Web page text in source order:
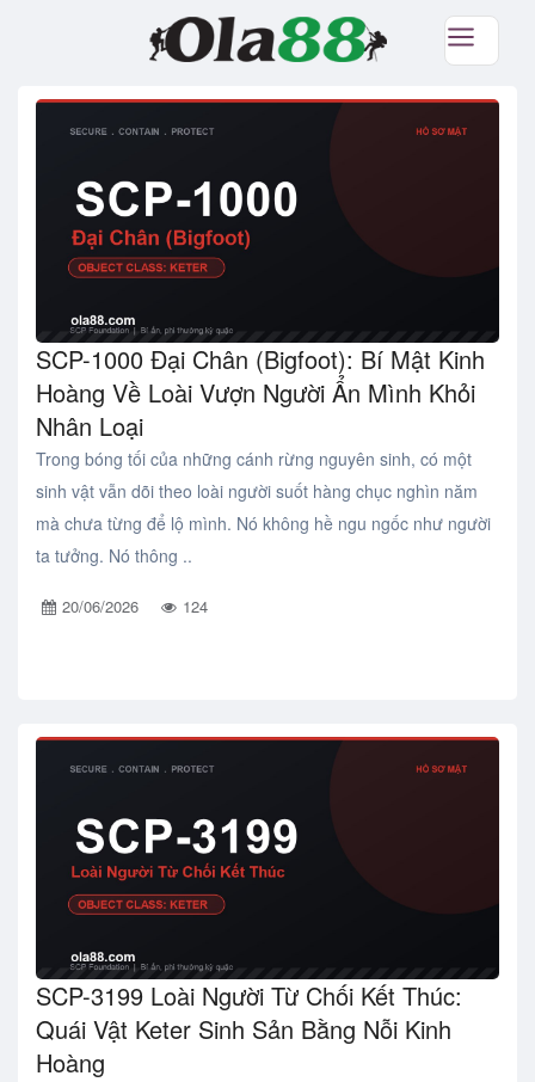
SCP-1000 Đại Chân (Bigfoot): Bí Mật Kinh
Hoàng Về Loài Vượn Người Ẩn Mình Khỏi
Nhân Loại
Trong bóng tối của những cánh rừng nguyên sinh, có một
sinh vật vẫn dõi theo loài người suốt hàng chục nghìn năm
mà chưa từng để lộ mình. Nó không hề ngu ngốc như người
ta tưởng. Nó thông ..
20/06/2026 124
SCP-3199 Loài Người Từ Chối Kết Thúc:
Quái Vật Keter Sinh Sản Bằng Nỗi Kinh
Hoàng